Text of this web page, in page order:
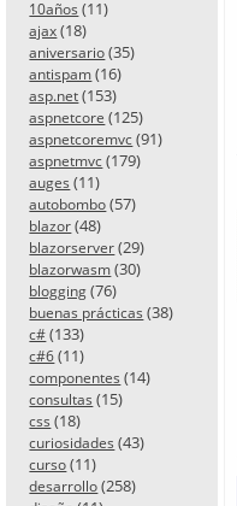
10años (11)
ajax (18)
aniversario (35)
antispam (16)
asp.net (153)
aspnetcore (125)
aspnetcoremvc (91)
aspnetmvc (179)
auges (11)
autobombo (57)
blazor (48)
blazorserver (29)
blazorwasm (30)
blogging (76)
buenas prácticas (38)
c# (133)
c#6 (11)
componentes (14)
consultas (15)
css (18)
curiosidades (43)
curso (11)
desarrollo (258)